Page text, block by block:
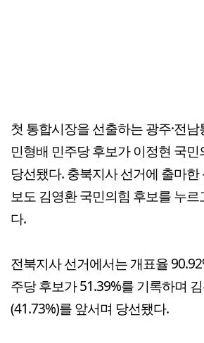
첫 통합시장을 선출하는 광주·전
민형배 민주당 후보가 이정현 국
당선됐다. 충북지사 선거에 출마
보도 김영환 국민의힘 후보를 누
다.
전북지사 선거에서는 개표율
주당 후보가 51.39%를 기록하며
(41.73%)를 앞서며 당선됐다.